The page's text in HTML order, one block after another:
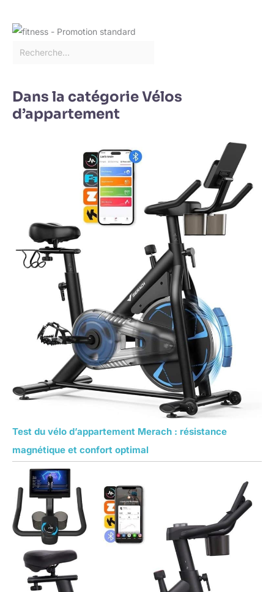
Dans la catégorie Vélos
d’appartement
Test du vélo d’appartement Merach : résistance
magnétique et confort optimal